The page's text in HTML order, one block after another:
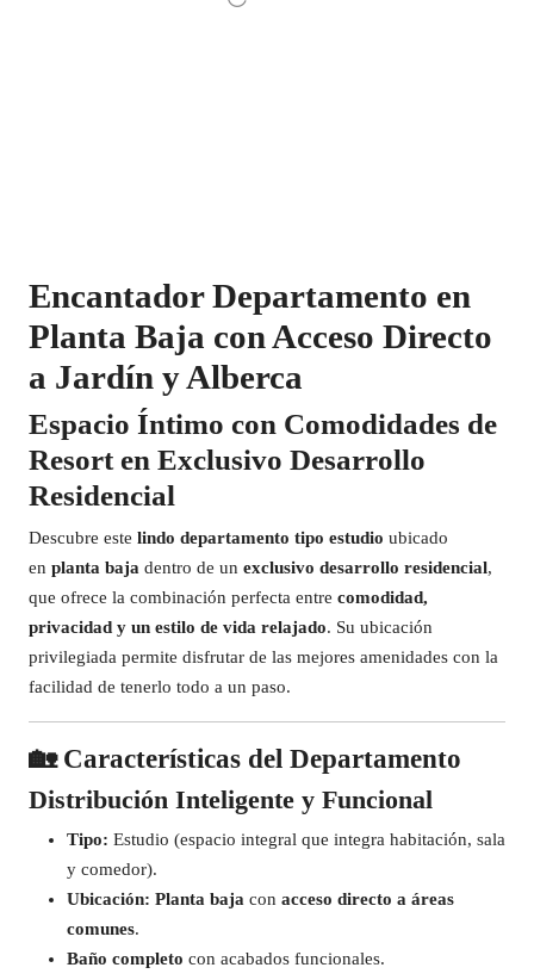
Encantador Departamento en
Planta Baja con Acceso Directo
a Jardín y Alberca
Espacio Íntimo con Comodidades de
Resort en Exclusivo Desarrollo
Residencial
Descubre este lindo departamento tipo estudio ubicado
en planta baja dentro de un exclusivo desarrollo residencial,
que ofrece la combinación perfecta entre comodidad,
privacidad y un estilo de vida relajado. Su ubicación
privilegiada permite disfrutar de las mejores amenidades con la
facilidad de tenerlo todo a un paso.
🏡Características del Departamento
Distribución Inteligente y Funcional
Tipo: Estudio (espacio integral que integra habitación, sala
y comedor).
Ubicación: Planta baja con acceso directo a áreas
comunes.
Baño completo con acabados funcionales.